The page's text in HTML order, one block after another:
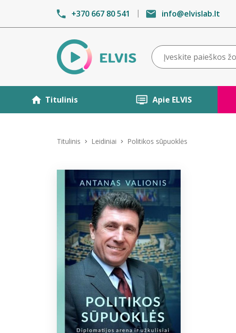
+370 667 80 541 info@elvislab.lt
Titulinis Apie ELVIS
Titulinis Leidiniai Politikos sūpuoklės